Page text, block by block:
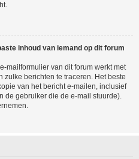
inhoud van iemand op dit forum
mailformulier van dit forum werkt met
berichten te traceren. Het beste
van het bericht e-mailen, inclusief
de gebruiker die de e-mail stuurde).